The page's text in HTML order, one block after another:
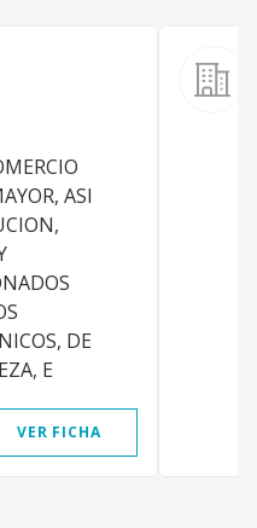
ASI
DE
E
VER FICHA